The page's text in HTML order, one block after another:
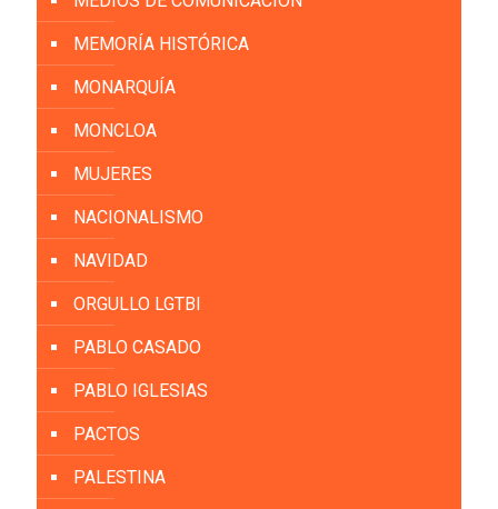
MEMORÍA HISTÓRICA
MONARQUÍA
MONCLOA
MUJERES
NACIONALISMO
NAVIDAD
ORGULLO LGTBI
PABLO CASADO
PABLO IGLESIAS
PACTOS
PALESTINA